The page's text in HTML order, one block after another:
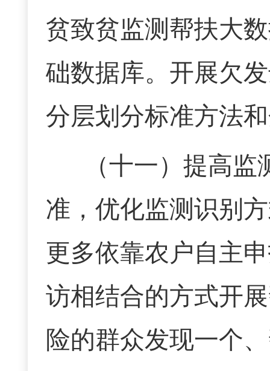
贫致贫监测帮扶大
础数据库。开展欠
分层划分标准方法
（十一） 提高监
准，优化监测识别
更多依靠农户自主
访相结合的方式开
险的群众发现一个